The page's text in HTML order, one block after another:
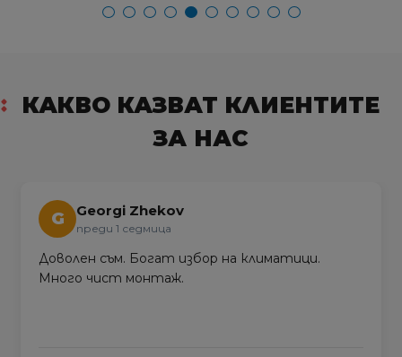
КАКВО КАЗВАТ КЛИЕНТИТЕ
ЗА НАС
G Georgi Zhekov
преди 1 седмица
Доволен съм. Богат избор на климатици.
Много чист монтаж.